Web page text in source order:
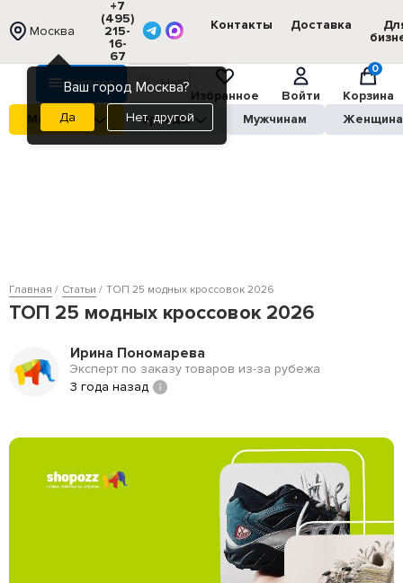
Москва
Ваш город Москва?
Нет, другой
+7
(495)
215-
16-
67
Контакты Доставка
Каталог
Избранное
Войти
0
Корзина
Магазины
Бренды Мужчинам
Главная Статьи ТОП 25 модных кроссовок 2026
ТОП 25 модных кроссовок 2026
Ирина Пономарева
Эксперт по заказу товаров из-за рубежа
3 года назад